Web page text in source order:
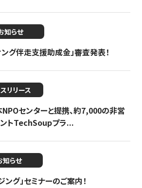
知らせ
ング伴走支援助成金」審査発表！
リリース
センターと提携、約7,000の非営
トTechSoupプラ...
知らせ
ング」セミナーのご案内！